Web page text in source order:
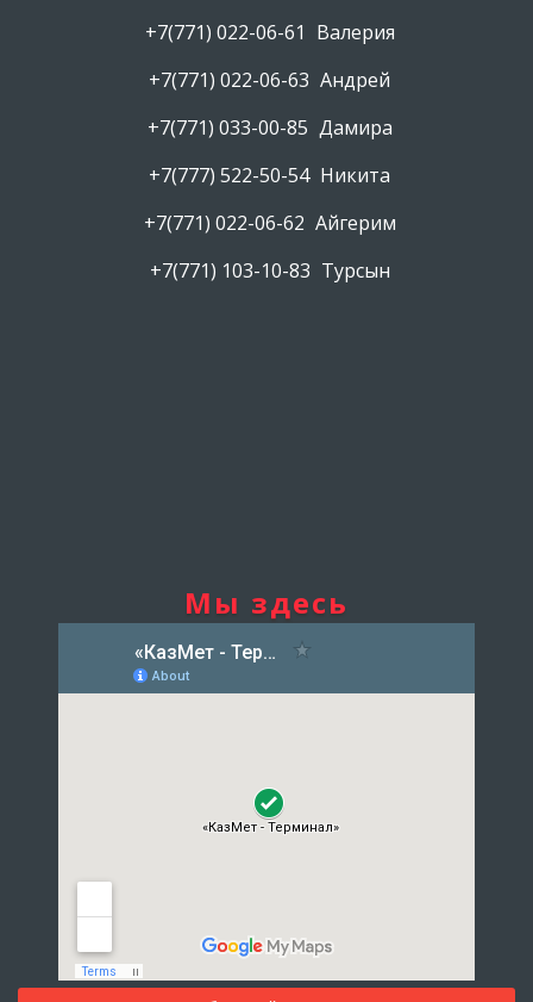
+7(771) 022-06-61 Валерия
+7(771) 022-06-63 Андрей
+7(771) 033-00-85 Дамира
+7(777) 522-50-54 Никита
+7(771) 022-06-62 Айгерим
+7(771) 103-10-83 Турсын
Мы здесь